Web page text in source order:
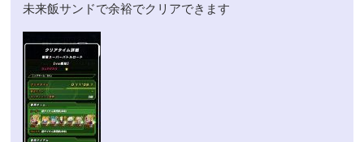
未来飯サンドで余裕でクリアできます